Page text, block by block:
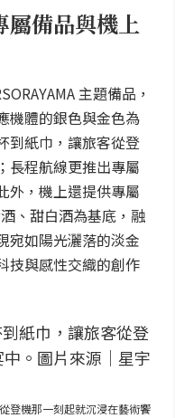
屬備品與機上
主題備品，
機體的銀色與金色為
到紙巾，讓旅客從登
長程航線更推出專屬
外，機上還提供專屬
、甜白酒為基底，融
宛如陽光灑落的淡金
技與感性交織的創作
登機那一刻起就沉浸在藝術饗